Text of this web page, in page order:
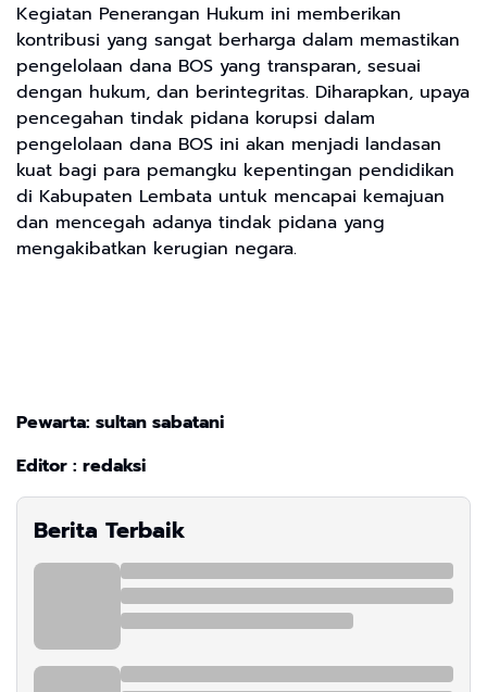
Kegiatan Penerangan Hukum ini memberikan
kontribusi yang sangat berharga dalam memastikan
pengelolaan dana BOS yang transparan, sesuai
dengan hukum, dan berintegritas. Diharapkan, upaya
pencegahan tindak pidana korupsi dalam
pengelolaan dana BOS ini akan menjadi landasan
kuat bagi para pemangku kepentingan pendidikan
di Kabupaten Lembata untuk mencapai kemajuan
dan mencegah adanya tindak pidana yang
mengakibatkan kerugian negara.
Pewarta: sultan sabatani
Editor : redaksi
Berita Terbaik